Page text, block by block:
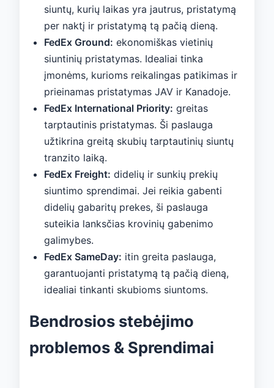
siuntų, kurių laikas yra jautrus, pristatymą
per naktį ir pristatymą tą pačią dieną.
FedEx Ground: ekonomiškas vietinių
siuntinių pristatymas. Idealiai tinka
įmonėms, kurioms reikalingas patikimas ir
prieinamas pristatymas JAV ir Kanadoje.
FedEx International Priority: greitas
tarptautinis pristatymas. Ši paslauga
užtikrina greitą skubių tarptautinių siuntų
tranzito laiką.
FedEx Freight: didelių ir sunkių prekių
siuntimo sprendimai. Jei reikia gabenti
didelių gabaritų prekes, ši paslauga
suteikia lanksčias krovinių gabenimo
galimybes.
FedEx SameDay: itin greita paslauga,
garantuojanti pristatymą tą pačią dieną,
idealiai tinkanti skubioms siuntoms.
Bendrosios stebėjimo
problemos & Sprendimai